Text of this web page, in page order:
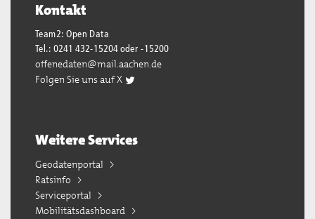
Kontakt
Team2: Open Data
Tel.: 0241 432-15204 oder -15200
offenedaten@mail.aachen.de
Folgen Sie uns auf X
Weitere Services
Geodatenportal
Ratsinfo
Serviceportal
Mobilitätsdashboard